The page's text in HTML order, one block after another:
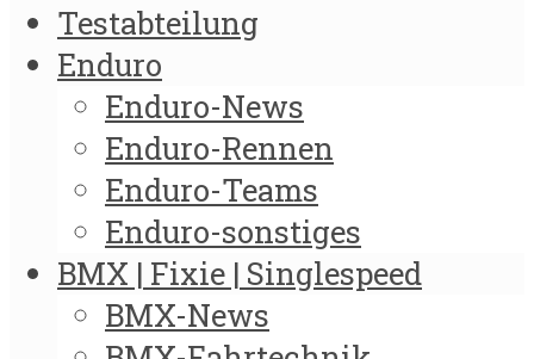
Testabteilung
Enduro
Enduro-News
Enduro-Rennen
Enduro-Teams
Enduro-sonstiges
BMX | Fixie | Singlespeed
BMX-News